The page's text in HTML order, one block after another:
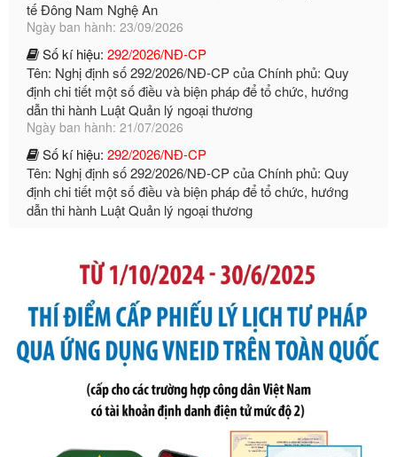
Số kí hiệu: 292/2026/NĐ-CP
Tên: Nghị định số 292/2026/NĐ-CP của Chính phủ: Quy
định chi tiết một số điều và biện pháp để tổ chức, hướng
dẫn thi hành Luật Quản lý ngoại thương
Ngày ban hành: 21/07/2026
Số kí hiệu:292/2026/NĐ-CP
Tên: Nghị định số 292/2026/NĐ-CP của Chính phủ: Quy
định chi tiết một số điều và biện pháp để tổ chức, hướng
dẫn thi hành Luật Quản lý ngoại thương
Ngày ban hành: 21/07/2026
Số kí hiệu:105/2026/TT-BTC
2019 của Bộ trưởng Bộ Tài chính hướng dẫn thực hiện xử
phạt vi phạm hành chính trong lĩnh vực kho bạc nhà nước
Ngày ban hành: 21/07/2026
Số kí hiệu:291/2026/NĐ-CP
Tên: Nghị định số 291/2026/NĐ-CP của Chính phủ: Sửa
ngày 19 tháng 10 năm 2020 của Chính phủ quy định xử
phạt vi phạm hành chính về thuế, hóa đơn được sửa đổi, bổ
sung bởi Nghị định số 102/2021/NĐ-CP
Ngày ban hành: 20/07/2026